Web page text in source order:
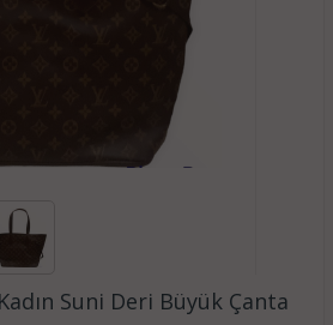
Suni Deri Büyük Çanta